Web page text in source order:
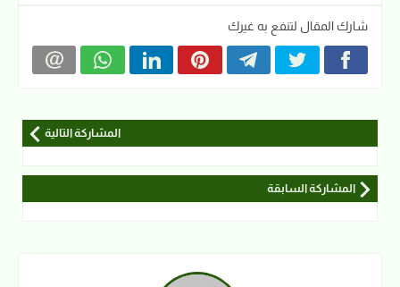
شارك المقال لتنفع به غيرك
المشاركة التالية
المشاركة السابقة